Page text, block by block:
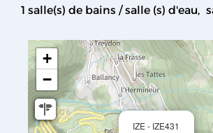
1 salle(s) de bains / salle (s) d'eau
IZE - IZE431
+
−